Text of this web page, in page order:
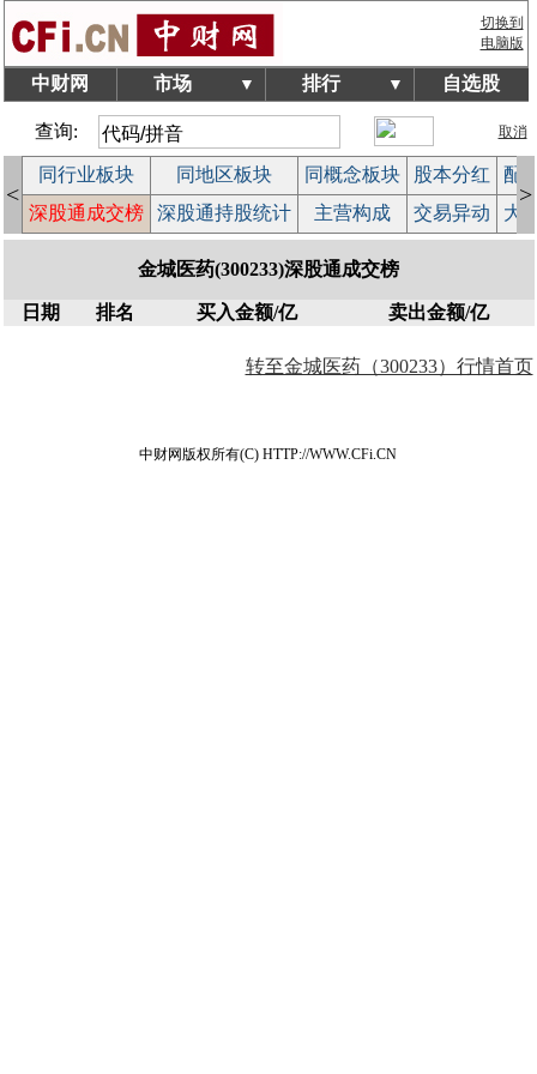
切换到
电脑版
中财网 市场 ▼ 排行 ▼ 自选股
查询: 取消
<
同行业板块 同地区板块 同概念板块 股本分红
配
深股通成交榜 深股通持股统计 主营构成 交易异动 大
>
金城医药(300233)深股通成交榜
日期 排名 买入金额/亿 卖出金额/亿
转至金城医药（300233）行情首页
中财网版权所有(C) HTTP://WWW.CFi.CN